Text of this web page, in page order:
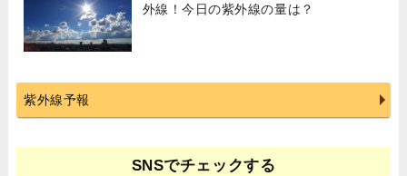
外線！今日の紫外線の量は？
紫外線予報
SNSでチェックする